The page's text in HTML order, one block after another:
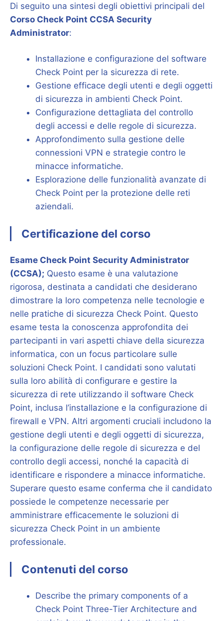
Di seguito una sintesi degli obiettivi principali del
Corso Check Point CCSA Security
Administrator:
Installazione e configurazione del software
Check Point per la sicurezza di rete.
Gestione efficace degli utenti e degli oggetti
di sicurezza in ambienti Check Point.
Configurazione dettagliata del controllo
degli accessi e delle regole di sicurezza.
Approfondimento sulla gestione delle
connessioni VPN e strategie contro le
minacce informatiche.
Esplorazione delle funzionalità avanzate di
Check Point per la protezione delle reti
aziendali.
Certificazione del corso
Esame Check Point Security Administrator
(CCSA); Questo esame è una valutazione
rigorosa, destinata a candidati che desiderano
dimostrare la loro competenza nelle tecnologie e
nelle pratiche di sicurezza Check Point. Questo
esame testa la conoscenza approfondita dei
partecipanti in vari aspetti chiave della sicurezza
informatica, con un focus particolare sulle
soluzioni Check Point. I candidati sono valutati
sulla loro abilità di configurare e gestire la
sicurezza di rete utilizzando il software Check
Point, inclusa l’installazione e la configurazione di
firewall e VPN. Altri argomenti cruciali includono la
gestione degli utenti e degli oggetti di sicurezza,
la configurazione delle regole di sicurezza e del
controllo degli accessi, nonché la capacità di
identificare e rispondere a minacce informatiche.
Superare questo esame conferma che il candidato
possiede le competenze necessarie per
amministrare efficacemente le soluzioni di
sicurezza Check Point in un ambiente
professionale.
Contenuti del corso
Describe the primary components of a
Check Point Three-Tier Architecture and